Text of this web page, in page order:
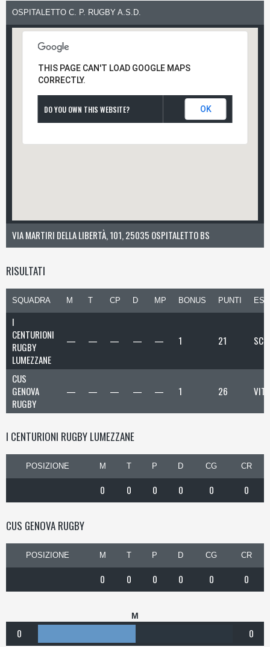
OSPITALETTO C. P. RUGBY A.S.D.
THIS PAGE CAN'T LOAD GOOGLE MAPS
CORRECTLY.
DO YOU OWN THIS WEBSITE? OK
VIA MARTIRI DELLA LIBERTÀ, 101, 25035 OSPITALETTO BS
RISULTATI
SQUADRA M T CP D MP BONUS PUNTI
I
CENTURIONI
RUGBY
LUMEZZANE
— — — — — 1 21
CUS
GENOVA
RUGBY
— — — — — 1 26
I CENTURIONI RUGBY LUMEZZANE
POSIZIONE M T P D CG CR
0 0 0 0 0 0
CUS GENOVA RUGBY
POSIZIONE M T P D CG CR
0 0 0 0 0 0
M
0 0